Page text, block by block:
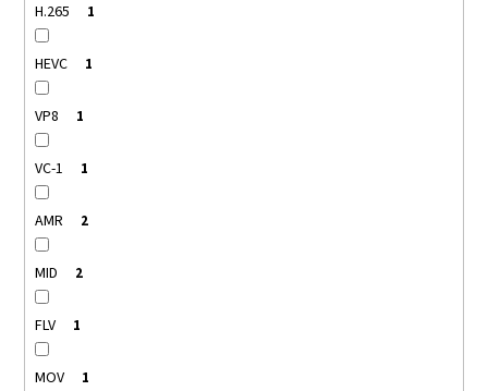
H.265 1
HEVC 1
VP8 1
VC-1 1
AMR 2
MID 2
FLV 1
MOV 1